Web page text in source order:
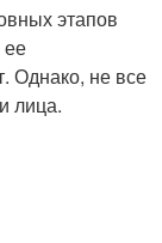
этапов
ее
Однако, не все
лица.